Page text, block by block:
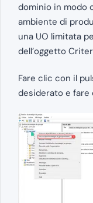
dominio in modo
ambiente di
una UO limitata
dell’oggetto
Fare clic con il
desiderato e fare